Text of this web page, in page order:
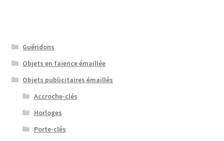
Guéridons
Objets en faïence émaillée
Objets publicitaires émaillés
Accroche-clés
Horloges
Porte-clés